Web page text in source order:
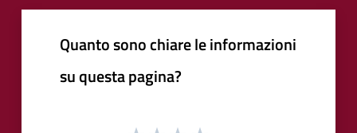
Quanto sono chiare le informazioni
su questa pagina?